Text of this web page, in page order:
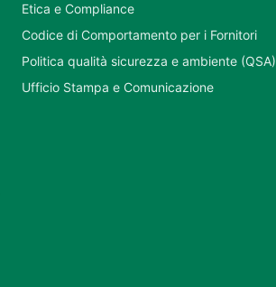
Etica e Compliance
Codice di Comportamento per i Fornitori
Politica qualità sicurezza e ambiente (QSA)
Ufficio Stampa e Comunicazione